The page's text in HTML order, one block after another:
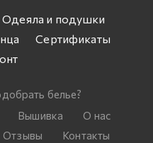
Одеяла и подушки
Сертификаты
белье?
Вышивка
О нас
Отзывы
Контакты